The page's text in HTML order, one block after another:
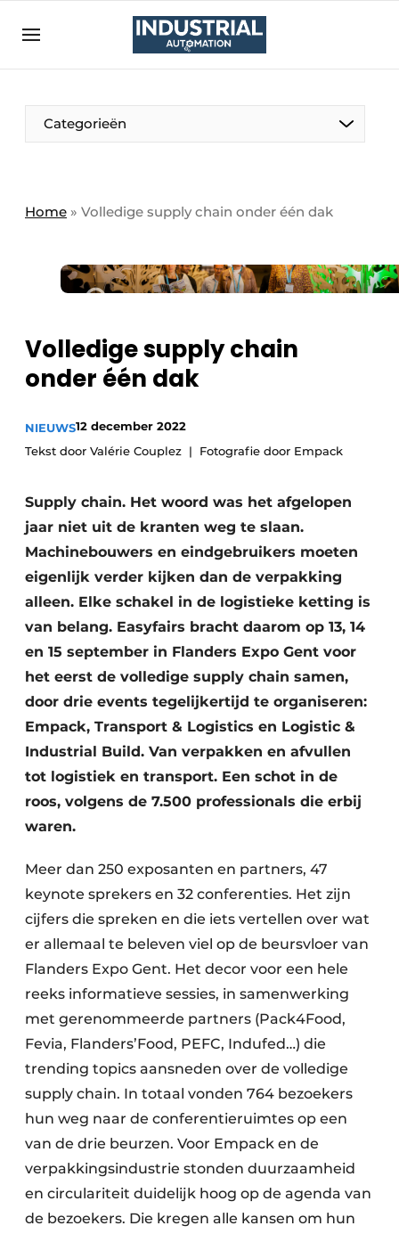
Aanmelden
Bedrijven
Bedrijven
Direct contact
Evenement aanmelden
Home
Nieuwsbrief
Podcasts
Privacy / Cookie statement
Vacature aanmelden
Video’s
Categorieën
Home » Volledige supply chain onder één dak
Volledige supply chain
onder één dak
NIEUWS12 december 2022
Tekst door Valérie Couplez
Fotografie door Empack
Supply chain. Het woord was het afgelopen
jaar niet uit de kranten weg te slaan.
Machinebouwers en eindgebruikers moeten
eigenlijk verder kijken dan de verpakking
alleen. Elke schakel in de logistieke ketting is
van belang. Easyfairs bracht daarom op 13, 14
en 15 september in Flanders Expo Gent voor
het eerst de volledige supply chain samen,
door drie events tegelijkertijd te organiseren:
Empack, Transport & Logistics en Logistic &
Industrial Build. Van verpakken en afvullen
tot logistiek en transport. Een schot in de
roos, volgens de 7.500 professionals die erbij
waren.
Meer dan 250 exposanten en partners, 47
keynote sprekers en 32 conferenties. Het zijn
cijfers die spreken en die iets vertellen over wat
er allemaal te beleven viel op de beursvloer van
Flanders Expo Gent. Het decor voor een hele
reeks informatieve sessies, in samen­werking
met gerenommeerde partners (Pack4Food,
Fevia, Flanders’Food, PEFC, Indufed…) die
trending topics aansneden over de volledige
supply chain. In totaal vonden 764 bezoekers
hun weg naar de conferentieruimtes op een
van de drie beurzen. Voor Empack en de
verpakkings­industrie stonden duurzaamheid
en circulariteit duidelijk hoog op de agenda van
de bezoekers. Die kregen alle kansen om hun